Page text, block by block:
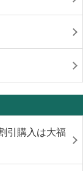
引購入は大福